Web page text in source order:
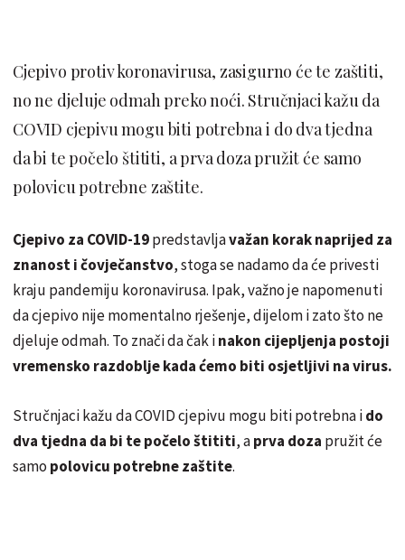
Cjepivo protiv koronavirusa, zasigurno će te zaštiti,
no ne djeluje odmah preko noći. Stručnjaci kažu da
COVID cjepivu mogu biti potrebna i do dva tjedna
da bi te počelo štititi, a prva doza pružit će samo
polovicu potrebne zaštite.
Cjepivo za COVID-19predstavljavažan korak naprijed za
znanost i čovječanstvo, stoga se nadamo da će privesti
kraju pandemiju koronavirusa. Ipak, važno je napomenuti
da cjepivo nije momentalno rješenje, dijelom i zato što ne
djeluje odmah. To znači da čak inakon cijepljenja postoji
vremensko razdoblje kada ćemo biti osjetljivi na virus.
Stručnjaci kažu da COVID cjepivu mogu biti potrebna ido
dva tjedna da bi te počelo štititi, aprva doza pružit će
samo polovicu potrebne zaštite.